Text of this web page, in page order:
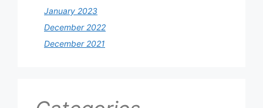
January 2023
December 2022
December 2021